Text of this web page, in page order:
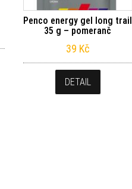
Penco energy gel long trail
35 g – pomeranč
39 Kč
DETAIL